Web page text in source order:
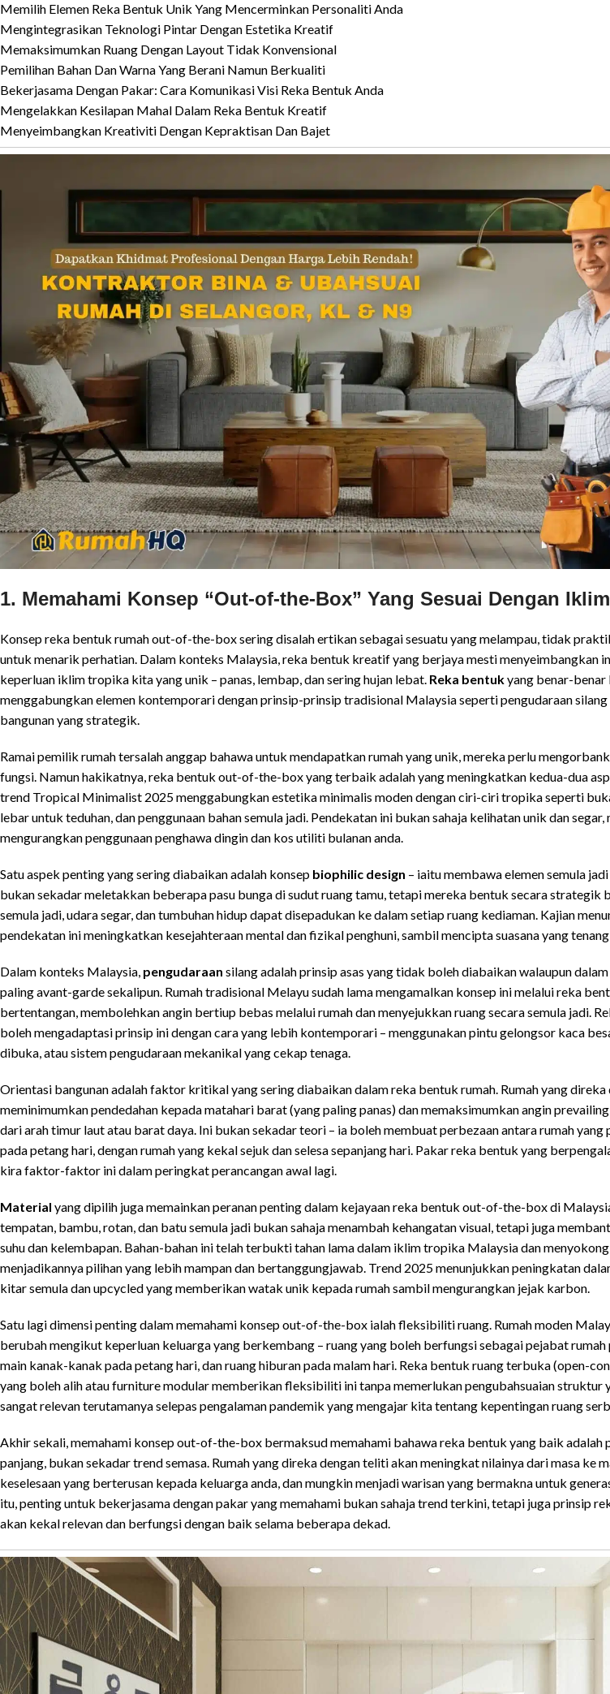
Memilih Elemen Reka Bentuk Unik Yang Mencerminkan Personaliti Anda
Mengintegrasikan Teknologi Pintar Dengan Estetika Kreatif
Memaksimumkan Ruang Dengan Layout Tidak Konvensional
Pemilihan Bahan Dan Warna Yang Berani Namun Berkualiti
Bekerjasama Dengan Pakar: Cara Komunikasi Visi Reka Bentuk Anda
Mengelakkan Kesilapan Mahal Dalam Reka Bentuk Kreatif
Menyeimbangkan Kreativiti Dengan Kepraktisan Dan Bajet
1. Memahami Konsep “Out-of-the-Box” Yang Sesuai Dengan
Konsep reka bentuk rumah out-of-the-box sering disalah ertikan sebagai sesuatu yang melampau, tidak
untuk menarik perhatian. Dalam konteks Malaysia, reka bentuk kreatif yang berjaya mesti menyeimbangkan
keperluan iklim tropika kita yang unik – panas, lembap, dan sering hujan lebat. Reka bentukyang benar-benar
menggabungkan elemen kontemporari dengan prinsip-prinsip tradisional Malaysia seperti pengudaraan
bangunan yang strategik.
Ramai pemilik rumah tersalah anggap bahawa untuk mendapatkan rumah yang unik, mereka perlu
fungsi. Namun hakikatnya, reka bentuk out-of-the-box yang terbaik adalah yang meningkatkan kedua-dua
trend Tropical Minimalist 2025 menggabungkan estetika minimalis moden dengan ciri-ciri tropika seperti
lebar untuk teduhan, dan penggunaan bahan semula jadi. Pendekatan ini bukan sahaja kelihatan unik dan segar,
mengurangkan penggunaan penghawa dingin dan kos utiliti bulanan anda.
Satu aspek penting yang sering diabaikan adalah konsep biophilic design – iaitu membawa elemen semula
bukan sekadar meletakkan beberapa pasu bunga di sudut ruang tamu, tetapi mereka bentuk secara strategik
semula jadi, udara segar, dan tumbuhan hidup dapat disepadukan ke dalam setiap ruang kediaman. Kajian
pendekatan ini meningkatkan kesejahteraan mental dan fizikal penghuni, sambil mencipta suasana yang
Dalam konteks Malaysia, pengudaraan silang adalah prinsip asas yang tidak boleh diabaikan walaupun
paling avant-garde sekalipun. Rumah tradisional Melayu sudah lama mengamalkan konsep ini melalui reka
bertentangan, membolehkan angin bertiup bebas melalui rumah dan menyejukkan ruang secara semula jadi.
boleh mengadaptasi prinsip ini dengan cara yang lebih kontemporari – menggunakan pintu gelongsor kaca
dibuka, atau sistem pengudaraan mekanikal yang cekap tenaga.
Orientasi bangunan adalah faktor kritikal yang sering diabaikan dalam reka bentuk rumah. Rumah yang direka
meminimumkan pendedahan kepada matahari barat (yang paling panas) dan memaksimumkan angin
dari arah timur laut atau barat daya. Ini bukan sekadar teori – ia boleh membuat perbezaan antara rumah yang
pada petang hari, dengan rumah yang kekal sejuk dan selesa sepanjang hari. Pakar reka bentuk yang
kira faktor-faktor ini dalam peringkat perancangan awal lagi.
Material yang dipilih juga memainkan peranan penting dalam kejayaan reka bentuk out-of-the-box di
tempatan, bambu, rotan, dan batu semula jadi bukan sahaja menambah kehangatan visual, tetapi juga
suhu dan kelembapan. Bahan-bahan ini telah terbukti tahan lama dalam iklim tropika Malaysia dan
menjadikannya pilihan yang lebih mampan dan bertanggungjawab. Trend 2025 menunjukkan peningkatan
kitar semula dan upcycled yang memberikan watak unik kepada rumah sambil mengurangkan jejak karbon.
Satu lagi dimensi penting dalam memahami konsep out-of-the-box ialah fleksibiliti ruang. Rumah moden
berubah mengikut keperluan keluarga yang berkembang – ruang yang boleh berfungsi sebagai pejabat
main kanak-kanak pada petang hari, dan ruang hiburan pada malam hari. Reka bentuk ruang terbuka (open-
yang boleh alih atau furniture modular memberikan fleksibiliti ini tanpa memerlukan pengubahsuaian struktur
sangat relevan terutamanya selepas pengalaman pandemik yang mengajar kita tentang kepentingan ruang
Akhir sekali, memahami konsep out-of-the-box bermaksud memahami bahawa reka bentuk yang baik adalah
panjang, bukan sekadar trend semasa. Rumah yang direka dengan teliti akan meningkat nilainya dari masa ke
keselesaan yang berterusan kepada keluarga anda, dan mungkin menjadi warisan yang bermakna untuk
itu, penting untuk bekerjasama dengan pakar yang memahami bukan sahaja trend terkini, tetapi juga prinsip
akan kekal relevan dan berfungsi dengan baik selama beberapa dekad.